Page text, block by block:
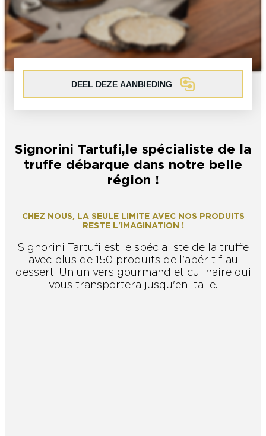
ACTIVITEITEN ROND DE ONTDEKKING
VAN CHAMPAGNE
Levensgenieter
Koppel Solo Levensgenieter Met de familie
Solo Levensgenieter Met de familie In een groep
DEEL DEZE AANBIEDING
Signorini Tartufi,le spécialiste de la
truffe débarque dans notre belle
région !
CHEZ NOUS, LA SEULE LIMITE AVEC NOS PRODUITS
RESTE L'IMAGINATION !
Signorini Tartufi est le spécialiste de la truffe
avec plus de 150 produits de l'apéritif au
dessert. Un univers gourmand et culinaire qui
vous transportera jusqu'en Italie.